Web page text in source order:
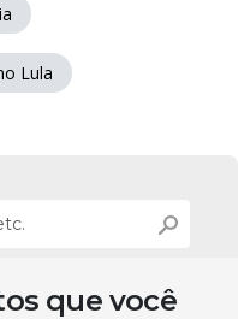
Lula
que você